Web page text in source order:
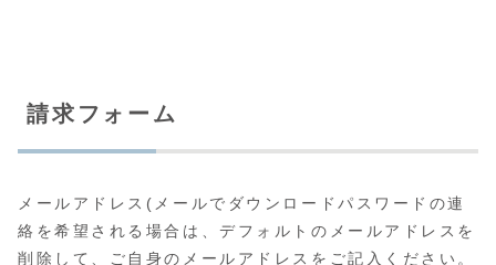
請求フォーム
メールアドレス(メールでダウンロードパスワードの連
絡を希望される場合は、デフォルトのメールアドレスを
削除して、ご自身のメールアドレスをご記入ください。